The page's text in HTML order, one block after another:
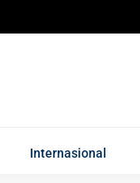
Internasional